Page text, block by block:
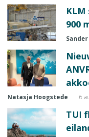
900
Natasja Hoogstede 6
TUI